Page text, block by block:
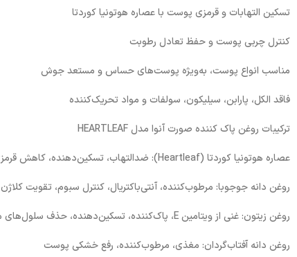
تسکین التهابات و قرمزی پوست با عصاره هوتونیا کوردتا
کنترل چربی پوست و حفظ تعادل رطوبت
مناسب انواع پوست، به‌ویژه پوست‌های حساس و مستعد جوش
فاقد الکل، پارابن، سیلیکون، سولفات و مواد تحریک‌کننده
ترکیبات روغن پاک کننده صورت آنوا مدل HEARTLEAF
عصاره هوتونیا کوردتا (Heartleaf): ضدالتهاب، تسکین‌دهنده، کاهش قرمزی و التهابات پوست
روغن دانه جوجوبا: مرطوب‌کننده، آنتی‌باکتریال، کنترل سبوم، تقویت کلاژن
روغن زیتون: غنی از ویتامین E، پاک‌کننده، تسکین‌دهنده، حذف سلول‌های مرده
روغن دانه آفتاب‌گردان: مغذی، مرطوب‌کننده، رفع خشکی پوست